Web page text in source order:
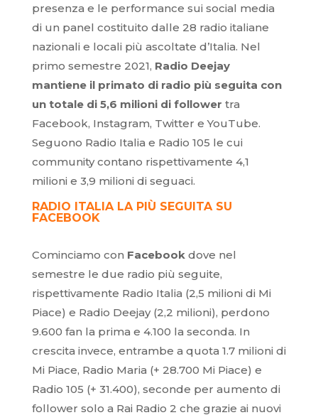
presenza e le performance sui social media
di un panel costituito dalle 28 radio italiane
nazionali e locali più ascoltate d’Italia. Nel
primo semestre 2021, Radio Deejay
mantiene il primato di radio più seguita con
un totale di 5,6 milioni di follower tra
Facebook, Instagram, Twitter e YouTube.
Seguono Radio Italia e Radio 105 le cui
community contano rispettivamente 4,1
milioni e 3,9 milioni di seguaci.
RADIO ITALIA LA PIÙ SEGUITA SU
FACEBOOK
Cominciamo con Facebookdove nel
semestre le due radio più seguite,
rispettivamente Radio Italia (2,5 milioni di Mi
Piace) e Radio Deejay (2,2 milioni), perdono
9.600 fan la prima e 4.100 la seconda. In
crescita invece, entrambe a quota 1.7 milioni di
Mi Piace, Radio Maria (+ 28.700 Mi Piace) e
Radio 105 (+ 31.400), seconde per aumento di
follower solo a Rai Radio 2 che grazie ai nuovi